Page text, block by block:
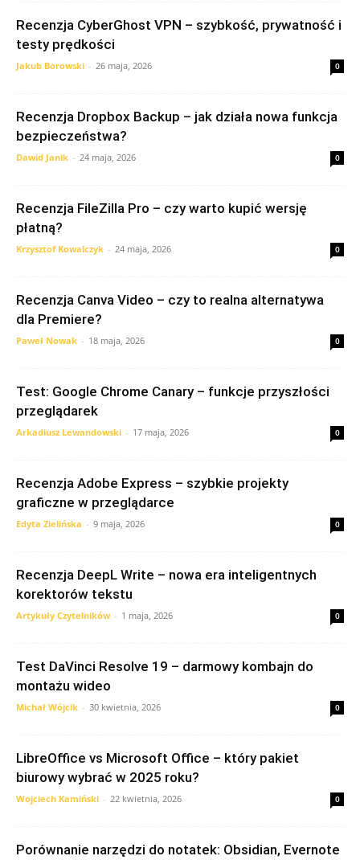
Recenzja CyberGhost VPN – szybkość, prywatność i
testy prędkości
Jakub Borowski - 26 maja, 2026 0
Recenzja Dropbox Backup – jak działa nowa funkcja
bezpieczeństwa?
Dawid Janik - 24 maja, 2026 0
Recenzja FileZilla Pro – czy warto kupić wersję
płatną?
Krzysztof Kowalczyk - 24 maja, 2026 0
Recenzja Canva Video – czy to realna alternatywa
dla Premiere?
Paweł Nowak - 18 maja, 2026 0
Test: Google Chrome Canary – funkcje przyszłości
przeglądarek
Arkadiusz Lewandowski - 17 maja, 2026 0
Recenzja Adobe Express – szybkie projekty
graficzne w przeglądarce
Edyta Zielińska - 9 maja, 2026 0
Recenzja DeepL Write – nowa era inteligentnych
korektorów tekstu
Artykuły Czytelników - 1 maja, 2026 0
Test DaVinci Resolve 19 – darmowy kombajn do
montażu wideo
Michał Wójcik - 30 kwietnia, 2026 0
LibreOffice vs Microsoft Office – który pakiet
biurowy wybrać w 2025 roku?
Wojciech Kamiński - 22 kwietnia, 2026 0
Porównanie narzędzi do notatek: Obsidian, Evernote